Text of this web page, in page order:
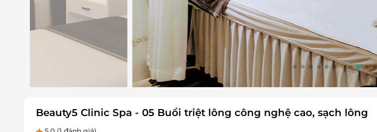
Beauty5 Clinic Spa - 05 Buổi triệt lông công nghệ cao, sạch lông